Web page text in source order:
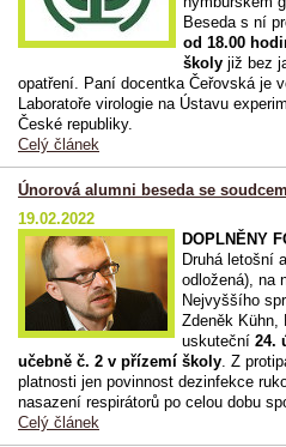
Beseda s ní
od 18.00
školy již bez
opatření. Paní docentka Čeřovská je
Laboratoře virologie na Ústavu
České republiky.
Celý článek
Únorová alumni beseda se
19.02.2022
DOPLNĚNY
Druhá letošní
odložená), na
Nejvyššího
Zdeněk
uskuteční24.
učebně č. 2 v přízemí školy . Z
platnosti jen povinnost dezinfekce
nasazení respirátorů po celou dobu
Celý článek